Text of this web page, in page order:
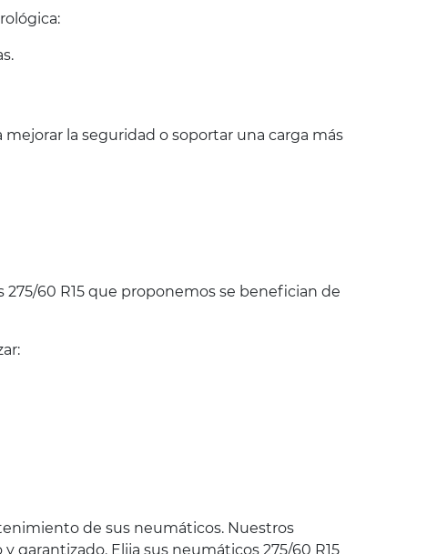
la seguridad o soportar una carga más
60 R15 que proponemos se benefician de
de sus neumáticos. Nuestros
garantizado. Elija sus neumáticos 275/60 R15